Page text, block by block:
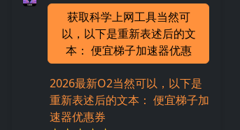
获取科学上网工具当然可
以，以下是重新表述后的文
本： 便宜梯子加速器优惠
2026最新O2当然可以，以下是
重新表述后的文本： 便宜梯子加
速器优惠券